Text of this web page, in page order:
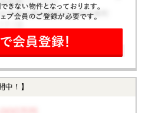
中！】